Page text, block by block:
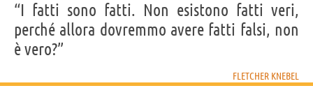
“I fatti sono fatti. Non esistono fatti veri,
perché allora dovremmo avere fatti falsi, non
è vero?”
FLETCHER KNEBEL